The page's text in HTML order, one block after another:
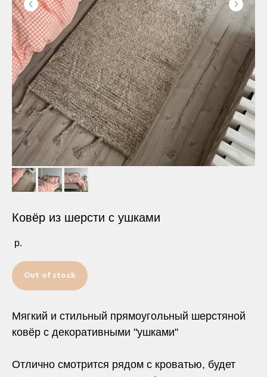
Ковёр из шерсти с ушками
р.
Out of stock
Мягкий и стильный прямоугольный шерстяной
ковёр с декоративными "ушками"
Отлично смотрится рядом с кроватью, будет